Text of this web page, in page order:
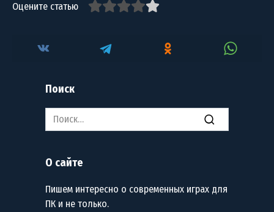
Оцените статью
Поиск
Search
for:
О сайте
Пишем интересно о современных играх для
ПК и не только.